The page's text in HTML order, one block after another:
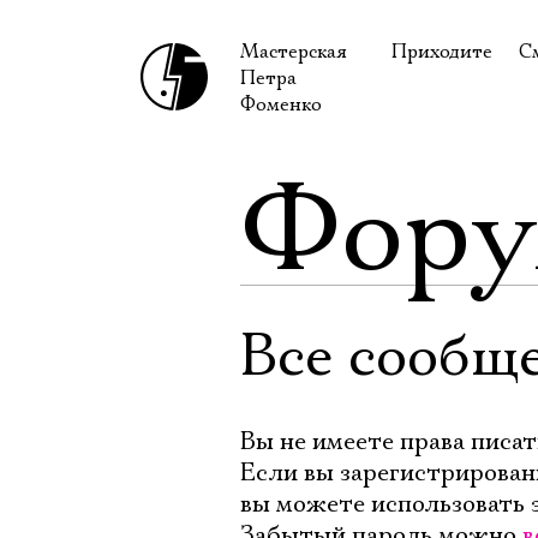
Мастерская
Петра
Фоменко
Приходите
Доступ для
Правила
Все
Вы не имеете права
Если вы
вы можете